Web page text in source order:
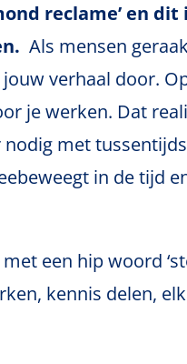
reclame’ en dit
Als mensen
verhaal door.
je werken. Dat
met tussentijds
in de tijd
een hip woord
kennis delen,